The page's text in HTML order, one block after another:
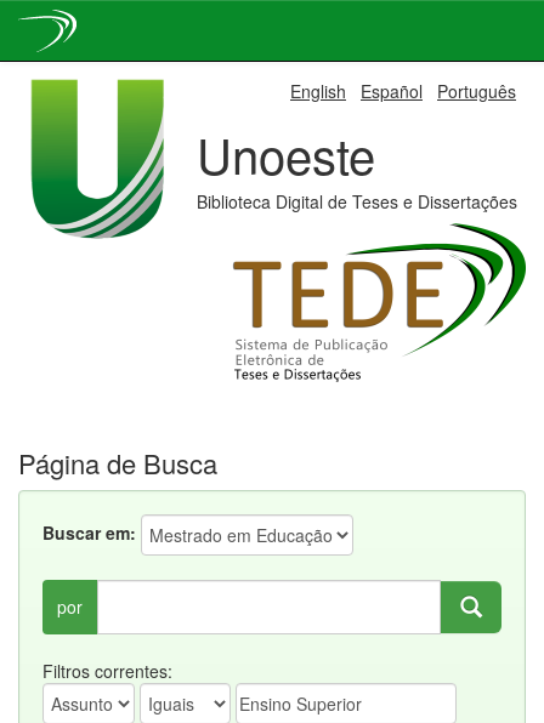
English Español Português
Unoeste
Biblioteca Digital de Teses e Dissertações
Página de Busca
Buscar em:
por
Filtros correntes: